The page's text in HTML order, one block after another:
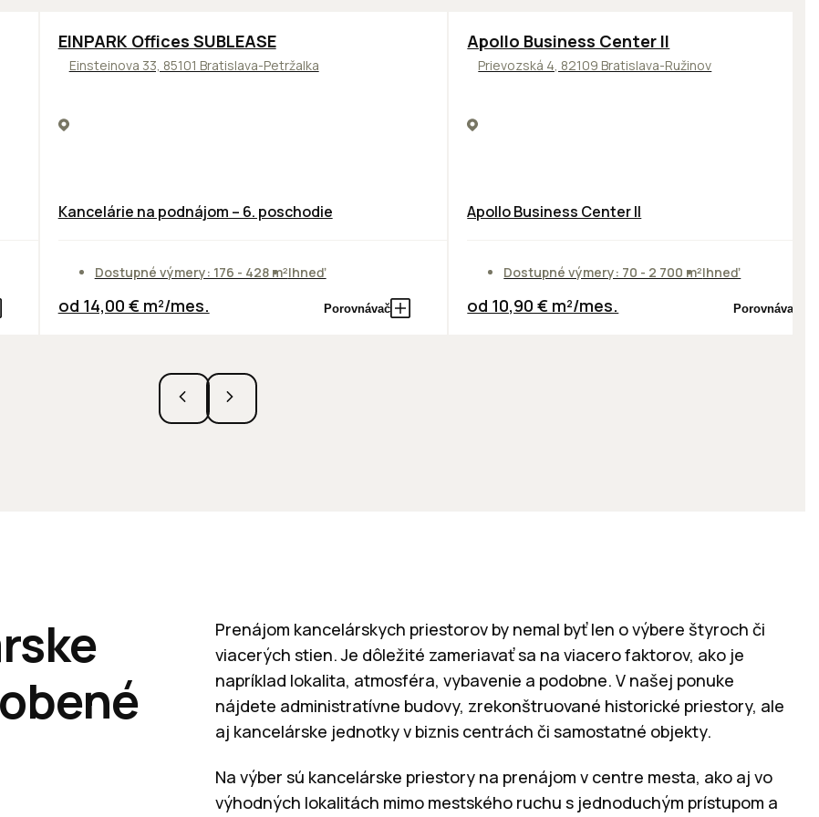
TOP ODPORÚČAME
EINPARK Offices SUBLEASE
Einsteinova 33, 85101 Bratislava-Petržalka
Kancelárie na podnájom – 6. poschodie
Dostupné výmery: 176 - 428 m²Ihneď
od 14,00 € m²/mes. Porovnávač
TOP NOVINKA ODPORÚČAME
Apollo Business Center II
Prievozská 4, 82109 Bratislava-Ružinov
Apollo Business Center II
Dostupné výmery: 70 - 2 700 m²Ihneď
od 10,90 € m²/mes. Porovnávač
Prenájom kancelárskych priestorov by nemal byť len o výbere štyroch či
viacerých stien. Je dôležité zameriavať sa na viacero faktorov, ako je
napríklad lokalita, atmosféra, vybavenie a podobne. V našej ponuke
nájdete administratívne budovy, zrekonštruované historické priestory, ale
aj kancelárske jednotky v biznis centrách či samostatné objekty.
Na výber sú kancelárske priestory na prenájom v centre mesta, ako aj vo
výhodných lokalitách mimo mestského ruchu s jednoduchým prístupom a